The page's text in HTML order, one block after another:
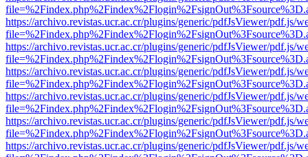
https://archivo.revistas.ucr.ac.cr/plugins/generic/pdfJsViewer/pdf.js/
https://archivo.revistas.ucr.ac.cr/plugins/generic/pdfJsViewer/pdf.js/
https://archivo.revistas.ucr.ac.cr/plugins/generic/pdfJsViewer/pdf.js/
https://archivo.revistas.ucr.ac.cr/plugins/generic/pdfJsViewer/pdf.js/
https://archivo.revistas.ucr.ac.cr/plugins/generic/pdfJsViewer/pdf.js/
https://archivo.revistas.ucr.ac.cr/plugins/generic/pdfJsViewer/pdf.js/